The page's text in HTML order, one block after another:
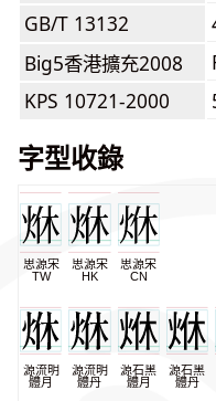
GB/T 13132
Big5香港擴充2008
KPS 10721-2000
字型收錄
思源宋
TW
思源宋
HK
思源宋
CN
源流明
體月
源流明
體丹
源石黑
體月
源石黑
體丹